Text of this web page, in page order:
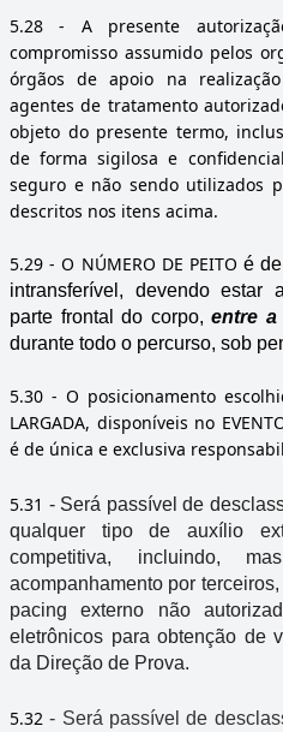
5.28- A presente
compromisso assumido pelos
órgãos de apoio na
agentes de tratamento
objeto do presente termo,
de forma sigilosa e
seguro e não sendo utilizados
descritos nos itens acima.
5.29- O NÚMERO DE PEITOé
intransferível, devendo estar
parte frontal do corpo,entre
durante todo o percurso, sob
5.30 - O posicionamento
LARGADA, disponíveis no
é de única e exclusiva
5.31 - Será passível de
qualquer tipo de auxílio
competitiva, incluindo,
acompanhamento por
pacing externo não
eletrônicos para obtenção de
da Direção de Prova.
5.32- Será passível de